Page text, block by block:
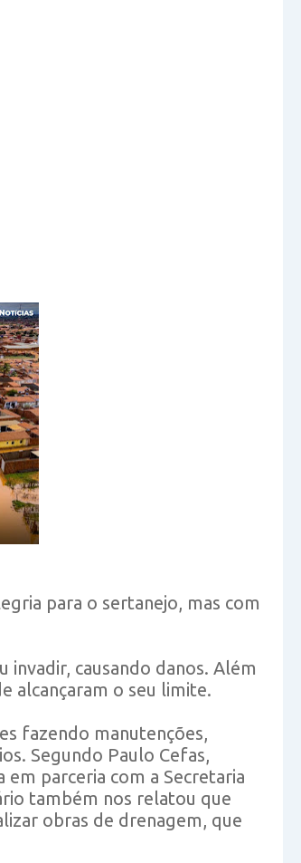
para o sertanejo, mas com
invadir, causando danos. Além
alcançaram o seu limite.
fazendo manutenções,
Segundo Paulo Cefas,
parceria com a Secretaria
também nos relatou que
obras de drenagem, que